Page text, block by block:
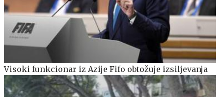
Visoki funkcionar iz Azije Fifo obtožuje izsiljevanja